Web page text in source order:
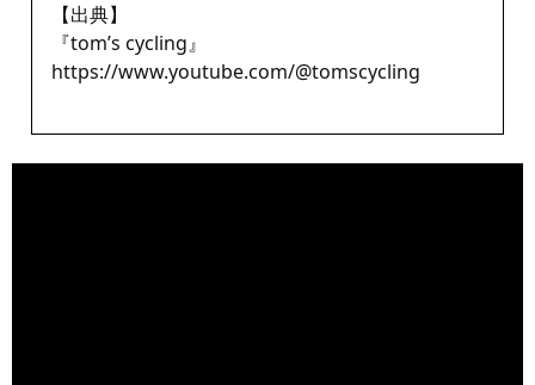
【出典】
『tom’s cycling』
https://www.youtube.com/@tomscycling